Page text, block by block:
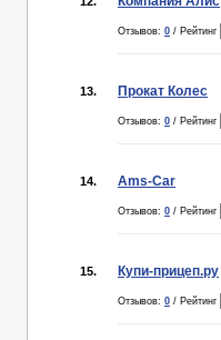
Отзывов: 0 / Рейтинг
13. Прокат Колес
Отзывов: 0 / Рейтинг
14. Ams-Car
Отзывов: 0 / Рейтинг
15. Купи-прицеп.ру
Отзывов: 0 / Рейтинг